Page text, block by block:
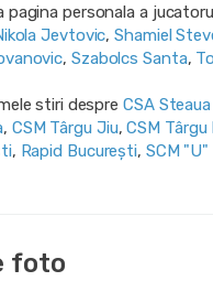
pagina personala a
Jevtovic,Shamiel
, Szabolcs Santa,
stiri despre CSA
, CSM Târgu Jiu,CSM Târgu
, Rapid București, SCM "U"
foto